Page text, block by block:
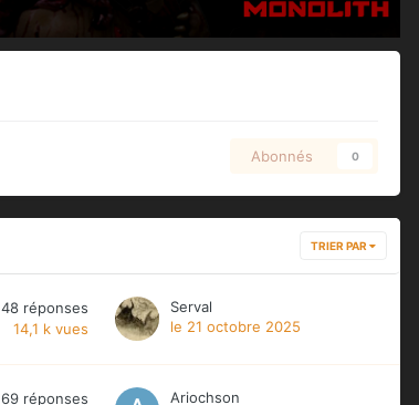
Abonnés 0
TRIER PAR
48 réponses
14,1 k vues
Serval
le 21 octobre 2025
69 réponses
Ariochson